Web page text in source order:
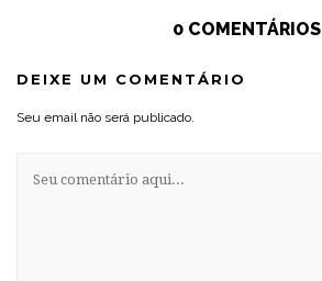
0 COMENTÁRIOS
DEIXE UM COMENTÁRIO
Seu email não será publicado.